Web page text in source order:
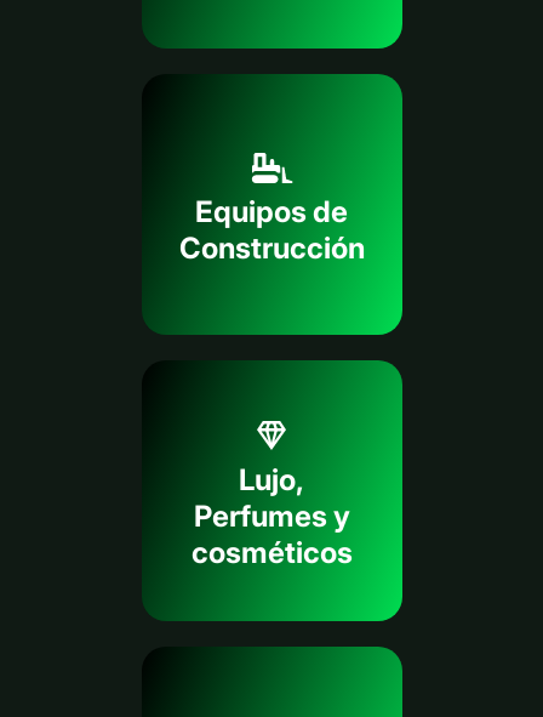
Equipos de
Construcción
Lujo,
Perfumes y
cosméticos